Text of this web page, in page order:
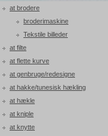
at brodere
broderimaskine
Tekstile billeder
at filte
at flette kurve
at genbruge/redesigne
at hakke/tunesisk hækling
at hækle
at kniple
at knytte